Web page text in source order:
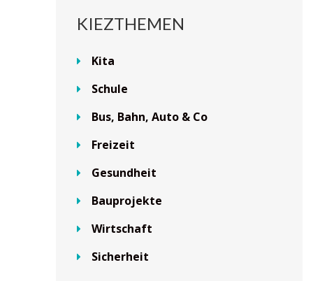
KIEZTHEMEN
Kita
Schule
Bus, Bahn, Auto & Co
Freizeit
Gesundheit
Bauprojekte
Wirtschaft
Sicherheit